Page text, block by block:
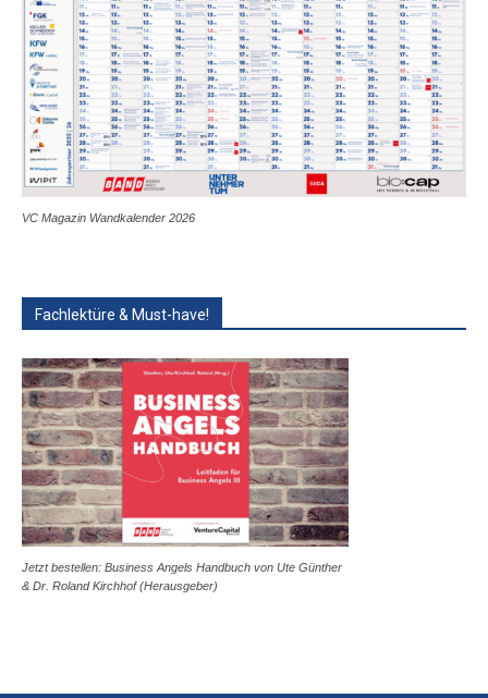
VC Magazin Wandkalender 2026
Fachlektüre & Must-have!
Jetzt bestellen: Business Angels Handbuch von Ute Günther
& Dr. Roland Kirchhof (Herausgeber)